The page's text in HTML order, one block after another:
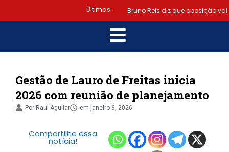
Últimas: Bruno Reis diz que oposição vai
escolher melhor estratégia para
vencer eleição nacional |
Último dia: prazo para
regularizar situação eleitoral e
Samuel Júnior luta em prol dos
Gestão de Lauro de Freitas inicia
2026 com reunião de planejamento
Por Raul Aguilar em janeiro 6, 2026
Compartilhe essa
notícia!